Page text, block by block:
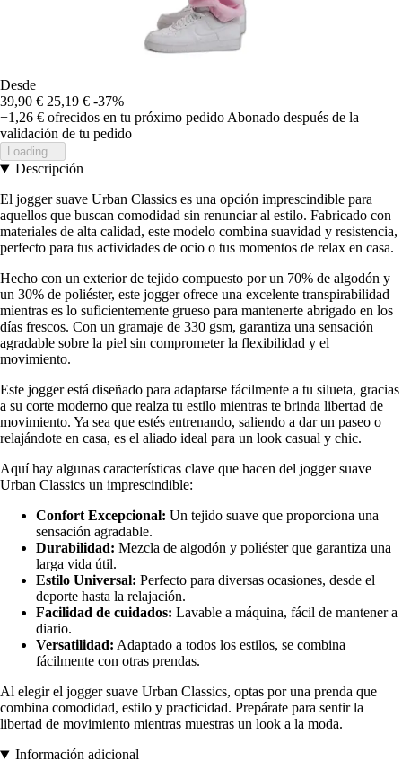
Desde
39,90 € 25,19 € -37%
+1,26 € ofrecidos en tu próximo pedido Abonado después de la
validación de tu pedido
Loading...
Descripción
El jogger suave Urban Classics es una opción imprescindible para
aquellos que buscan comodidad sin renunciar al estilo. Fabricado con
materiales de alta calidad, este modelo combina suavidad y resistencia,
perfecto para tus actividades de ocio o tus momentos de relax en casa.
Hecho con un exterior de tejido compuesto por un 70% de algodón y
un 30% de poliéster, este jogger ofrece una excelente transpirabilidad
mientras es lo suficientemente grueso para mantenerte abrigado en los
días frescos. Con un gramaje de 330 gsm, garantiza una sensación
agradable sobre la piel sin comprometer la flexibilidad y el
movimiento.
Este jogger está diseñado para adaptarse fácilmente a tu silueta, gracias
a su corte moderno que realza tu estilo mientras te brinda libertad de
movimiento. Ya sea que estés entrenando, saliendo a dar un paseo o
relajándote en casa, es el aliado ideal para un look casual y chic.
Aquí hay algunas características clave que hacen del jogger suave
Urban Classics un imprescindible:
Confort Excepcional: Un tejido suave que proporciona una
sensación agradable.
Durabilidad: Mezcla de algodón y poliéster que garantiza una
larga vida útil.
Estilo Universal: Perfecto para diversas ocasiones, desde el
deporte hasta la relajación.
Facilidad de cuidados: Lavable a máquina, fácil de mantener a
diario.
Versatilidad: Adaptado a todos los estilos, se combina
fácilmente con otras prendas.
Al elegir el jogger suave Urban Classics, optas por una prenda que
combina comodidad, estilo y practicidad. Prepárate para sentir la
libertad de movimiento mientras muestras un look a la moda.
Información adicional